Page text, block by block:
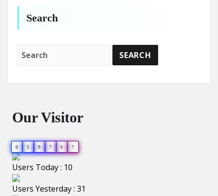
Search
Our Visitor
0 5 9 7 6 7
Users Today : 10
Users Yesterday : 31